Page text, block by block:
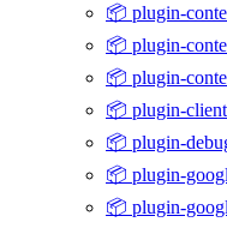
📦 plugin-
📦 plugin-
📦 plugin-
📦 plugin-
📦 plugin-
📦 plugin-
📦 plugin-